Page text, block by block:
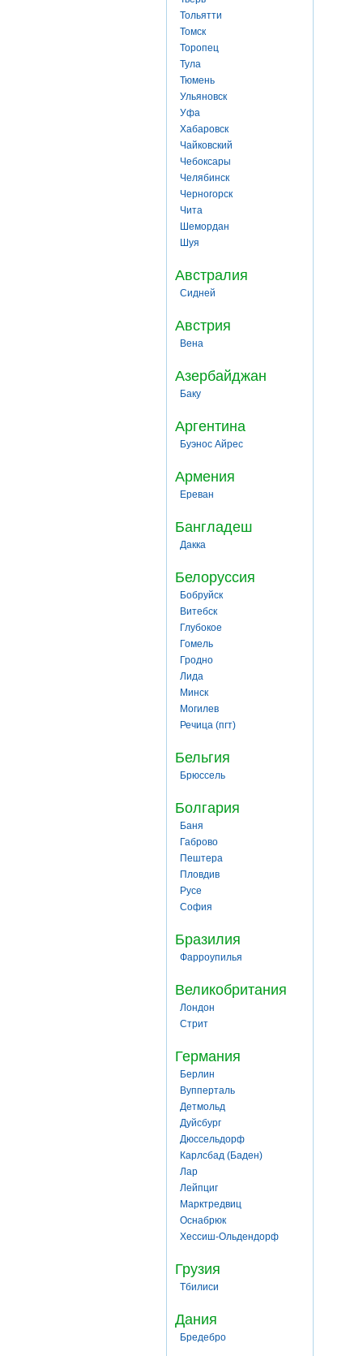
Тольятти
Томск
Торопец
Тула
Тюмень
Ульяновск
Уфа
Хабаровск
Чайковский
Чебоксары
Челябинск
Черногорск
Чита
Шемордан
Шуя
Австралия
Сидней
Австрия
Вена
Азербайджан
Баку
Аргентина
Буэнос Айрес
Армения
Ереван
Бангладеш
Дакка
Белоруссия
Бобруйск
Витебск
Глубокое
Гомель
Гродно
Лида
Минск
Могилев
Речица (пгт)
Бельгия
Брюссель
Болгария
Баня
Габрово
Пештера
Пловдив
Русе
София
Бразилия
Фарроупилья
Великобритания
Лондон
Стрит
Германия
Берлин
Вупперталь
Детмольд
Дуйсбург
Дюссельдорф
Карлсбад (Баден)
Лар
Лейпциг
Марктредвиц
Оснабрюк
Хессиш-Ольдендорф
Грузия
Тбилиси
Дания
Бредебро